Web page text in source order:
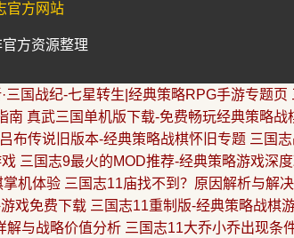
官方网站
方资源整理
三国战纪-七星转生|经典策略RPG手游专题页
南 真武三国单机版下载-免费畅玩经典策略战
布传说旧版本-经典策略战棋怀旧专题 三国
三国志9最火的MOD推荐-经典策略游戏深
掌机体验 三国志11庙找不到？原因解析与解
戏免费下载 三国志11重制版-经典策略战棋
解与战略价值分析 三国志11大乔小乔出现条